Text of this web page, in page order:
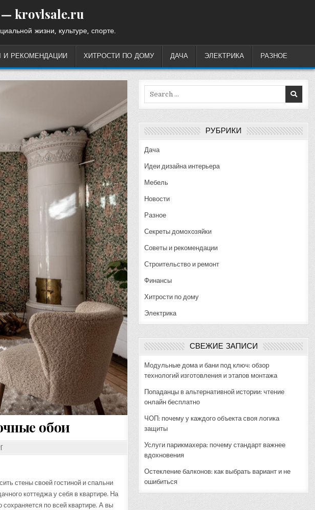
krovlsale.ru
жизни, культуре, спорте.
И РЕКОМЕНДАЦИИ ХИТРОСТИ ПО ДОМУ ДАЧА ЭЛЕКТРИКА РАЗНОЕ
обои
стены своей гостиной и спальни
коттеджа у себя в квартире. На
по всей квартире. А вы
РУБРИКИ
Дача
Идеи дизайна интерьера
Мебель
Новости
Разное
Секреты домохозяйки
Советы и рекомендации
Строительство и ремонт
Финансы
Хитрости по дому
Электрика
СВЕЖИЕ ЗАПИСИ
Модульные дома и бани под ключ: обзор
технологий изготовления и этапов монтажа
Попаданцы в альтернативной истории: чтение
онлайн бесплатно
ЧОП: почему у каждого объекта своя логика
защиты
Услуги парикмахера: почему стандарт важнее
вдохновения
Остекление балконов: как выбрать вариант и не
ошибиться